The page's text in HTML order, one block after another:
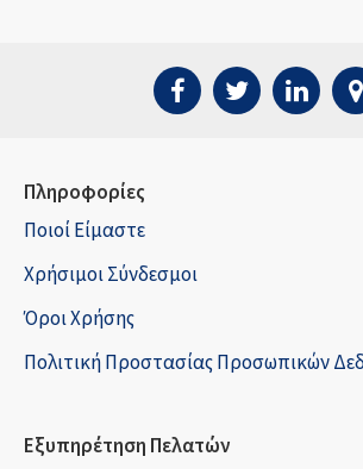
Πληροφορίες
Ποιοί Είμαστε
Χρήσιμοι Σύνδεσμοι
Όροι Χρήσης
Πολιτική Προστασίας Προσωπικών
Εξυπηρέτηση Πελατών